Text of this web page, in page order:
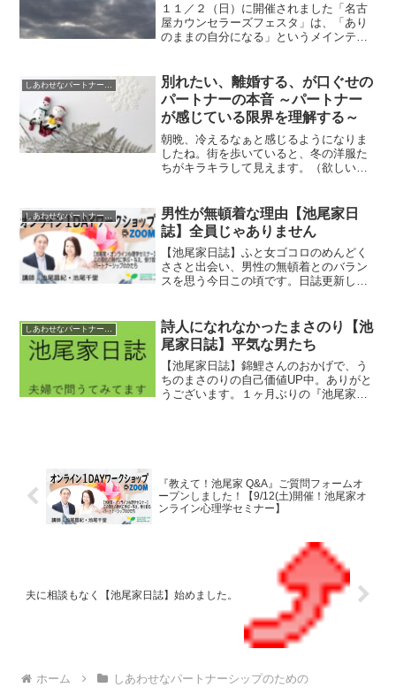
１１／２（日）に開催されました「名古
屋カウンセラーズフェスタ」は、「あり
のままの自分になる」というメインテー
別れたい、離婚する、が口ぐせの
パートナーの本音 ～パートナー
が感じている限界を理解する～
朝晩、冷えるなぁと感じるようになりま
したね。街を歩いていると、冬の洋服た
ちがキラキラして見えます。（欲しい）
冬もいい季節だなって思います。さて、
本日は、パートナーが「別...
男性が無頓着な理由【池尾家日
誌】全員じゃありません
【池尾家日誌】ふと女ゴコロのめんどく
ささと出会い、男性の無頓着とのバラン
スを思う今日この頃です。日誌更新しま
しあわせなパートナーシップのための
詩人になれなかったまさのり【池
尾家日誌】平気な男たち
【池尾家日誌】錦鯉さんのおかげで、う
ちのまさのりの自己価値UP中。ありがと
うございます。１ヶ月ぶりの『池尾家日
『教えて！池尾家 Q&A』ご質問フォームオ
ープンしました！【9/12(土)開催！池尾家オ
ンライン心理学セミナー】
夫に相談もなく【池尾家日誌】始めました。
ホーム しあわせなパートナーシップのための